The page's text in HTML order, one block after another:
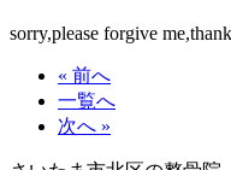
sorry,please forgive
« 前へ
一覧へ
次へ »